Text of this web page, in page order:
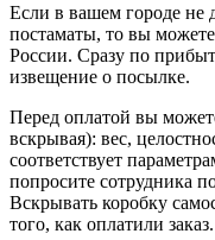
Если в вашем городе не
постаматы, то вы можете
России. Сразу по
извещение о посылке.
Перед оплатой вы
вскрывая): вес,
соответствует
попросите сотрудника
Вскрывать коробку
того, как оплатили заказ.